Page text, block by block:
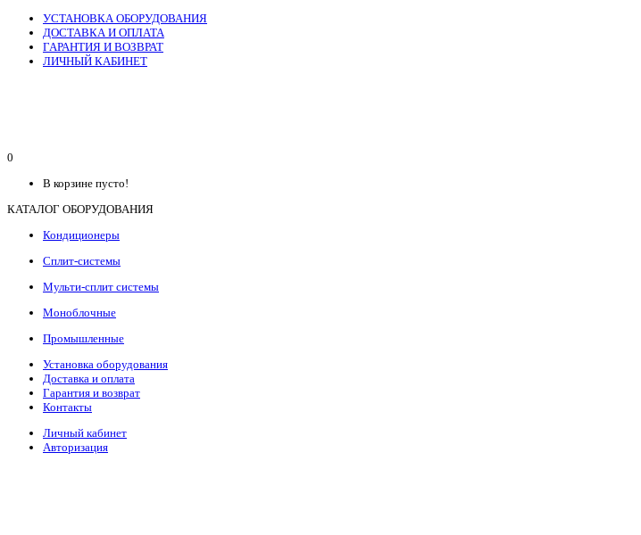
УСТАНОВКА ОБОРУДОВАНИЯ
ДОСТАВКА И ОПЛАТА
ГАРАНТИЯ И ВОЗВРАТ
ЛИЧНЫЙ КАБИНЕТ
0
В корзине пусто!
КАТАЛОГ ОБОРУДОВАНИЯ
Кондиционеры
Сплит-системы
Мульти-сплит системы
Моноблочные
Промышленные
Установка оборудования
Доставка и оплата
Гарантия и возврат
Контакты
Личный кабинет
Авторизация